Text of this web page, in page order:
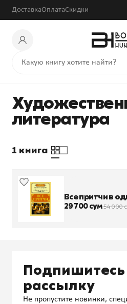
ДоставкаОплатаСкидки
литература
1 книга
Все притчи в
29 700 сум54 000
Подпишитесь
рассылку
Не пропустите новинки,